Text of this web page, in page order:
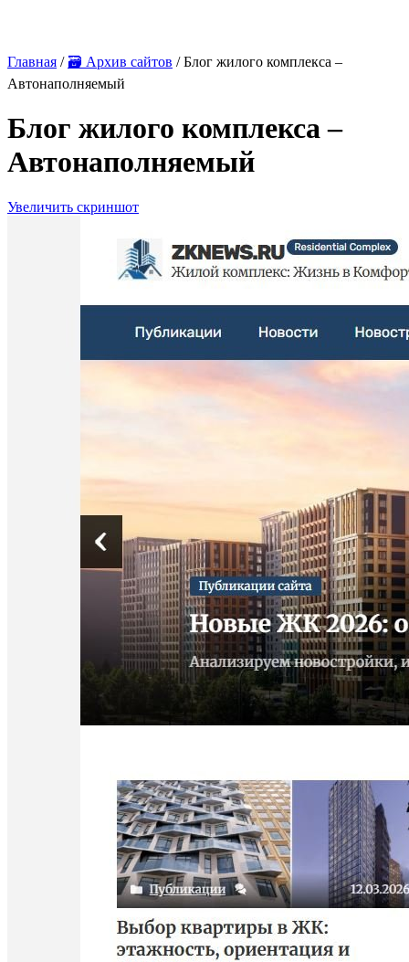
Главная / 🗃 Архив сайтов / Блог жилого комплекса –
Автонаполняемый
Блог жилого комплекса –
Автонаполняемый
Увеличить скриншот